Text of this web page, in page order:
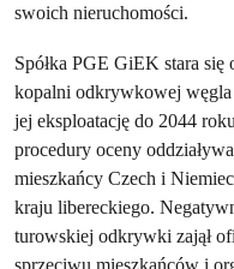
swoich nieruchomości.
Spółka PGE GiEK stara
kopalni odkrywkowej węgla
jej eksploatację do 2044
procedury oceny
mieszkańcy Czech i
kraju libereckiego.
turowskiej odkrywki zajął